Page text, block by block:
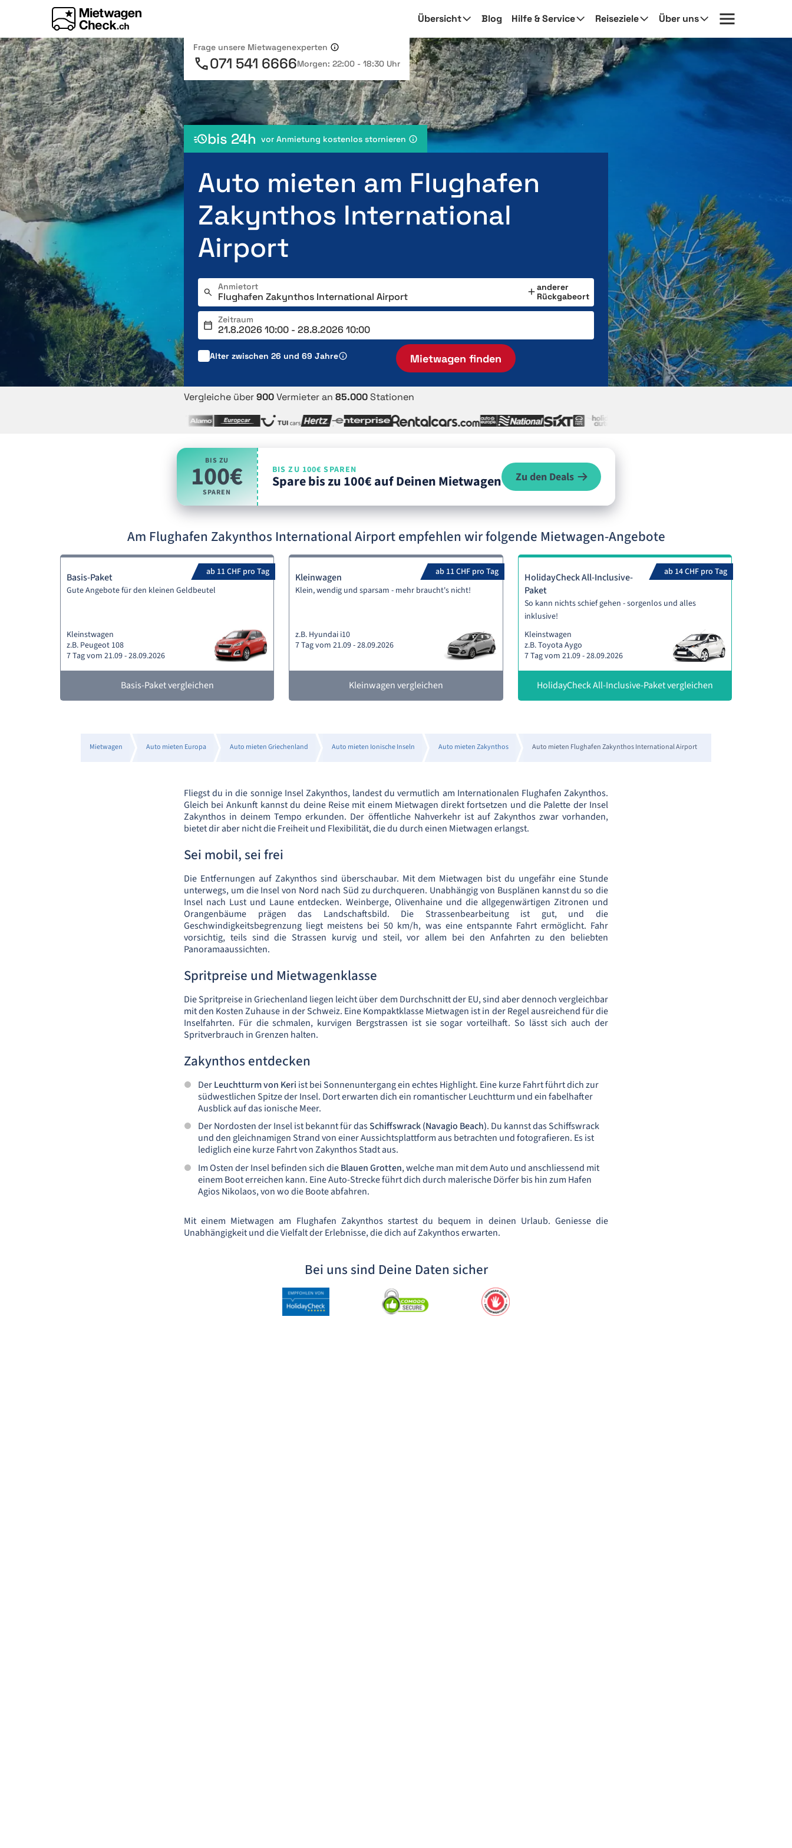
Übersicht Blog Hilfe & Service Reiseziele Über uns
Frage unsere Mietwagenexperten
071 541 6666Morgen: 22:00 - 18:30 Uhr
bis 24h vor Anmietung kostenlos stornieren
Auto mieten am Flughafen
Zakynthos International
Airport
Anmietort
anderer
Rückgabeort
Zeitraum
Alter zwischen 26 und 69 Jahre Mietwagen finden
Vergleiche über900Vermieter an 85.000Stationen
BIS ZU
100€
SPAREN
BIS ZU 100€ SPAREN
Spare bis zu 100€ auf Deinen Mietwagen Zu den Deals
Am Flughafen Zakynthos International Airport empfehlen wir folgende Mietwagen-Angebote
ab 11 CHF pro Tag
Basis-Paket
Gute Angebote für den kleinen Geldbeutel
Kleinstwagen
z.B. Peugeot 108
7 Tag vom 21.09 - 28.09.2026
Basis-Paket vergleichen
ab 11 CHF pro Tag
Kleinwagen
Klein, wendig und sparsam - mehr braucht's nicht!
z.B. Hyundai i10
7 Tag vom 21.09 - 28.09.2026
Kleinwagen vergleichen
ab 14 CHF pro Tag
HolidayCheck All-Inclusive-
Paket
So kann nichts schief gehen - sorgenlos und alles
inklusive!
Kleinstwagen
z.B. Toyota Aygo
7 Tag vom 21.09 - 28.09.2026
HolidayCheck All-Inclusive-Paket vergleichen
Mietwagen Auto mieten Europa Auto mieten Griechenland Auto mieten Ionische Inseln Auto mieten Zakynthos Auto mieten Flughafen Zakynthos International Airport
Fliegst du in die sonnige Insel Zakynthos, landest du vermutlich am Internationalen Flughafen Zakynthos.
Gleich bei Ankunft kannst du deine Reise mit einem Mietwagen direkt fortsetzen und die Palette der Insel
Zakynthos in deinem Tempo erkunden. Der öffentliche Nahverkehr ist auf Zakynthos zwar vorhanden,
bietet dir aber nicht die Freiheit und Flexibilität, die du durch einen Mietwagen erlangst.
Sei mobil, sei frei
Die Entfernungen auf Zakynthos sind überschaubar. Mit dem Mietwagen bist du ungefähr eine Stunde
unterwegs, um die Insel von Nord nach Süd zu durchqueren. Unabhängig von Busplänen kannst du so die
Insel nach Lust und Laune entdecken. Weinberge, Olivenhaine und die allgegenwärtigen Zitronen und
Orangenbäume prägen das Landschaftsbild. Die Strassenbearbeitung ist gut, und die
Geschwindigkeitsbegrenzung liegt meistens bei 50 km/h, was eine entspannte Fahrt ermöglicht. Fahr
vorsichtig, teils sind die Strassen kurvig und steil, vor allem bei den Anfahrten zu den beliebten
Panoramaaussichten.
Spritpreise und Mietwagenklasse
Die Spritpreise in Griechenland liegen leicht über dem Durchschnitt der EU, sind aber dennoch vergleichbar
mit den Kosten Zuhause in der Schweiz. Eine Kompaktklasse Mietwagen ist in der Regel ausreichend für die
Inselfahrten. Für die schmalen, kurvigen Bergstrassen ist sie sogar vorteilhaft. So lässt sich auch der
Spritverbrauch in Grenzen halten.
Zakynthos entdecken
DerLeuchtturm von Keri ist bei Sonnenuntergang ein echtes Highlight. Eine kurze Fahrt führt dich zur
südwestlichen Spitze der Insel. Dort erwarten dich ein romantischer Leuchtturm und ein fabelhafter
Ausblick auf das ionische Meer.
Der Nordosten der Insel ist bekannt für dasSchiffswrack (Navagio Beach). Du kannst das Schiffswrack
und den gleichnamigen Strand von einer Aussichtsplattform aus betrachten und fotografieren. Es ist
lediglich eine kurze Fahrt von Zakynthos Stadt aus.
Im Osten der Insel befinden sich dieBlauen Grotten, welche man mit dem Auto und anschliessend mit
einem Boot erreichen kann. Eine Auto-Strecke führt dich durch malerische Dörfer bis hin zum Hafen
Agios Nikolaos, von wo die Boote abfahren.
Mit einem Mietwagen am Flughafen Zakynthos startest du bequem in deinen Urlaub. Geniesse die
Unabhängigkeit und die Vielfalt der Erlebnisse, die dich auf Zakynthos erwarten.
Bei uns sind Deine Daten sicher